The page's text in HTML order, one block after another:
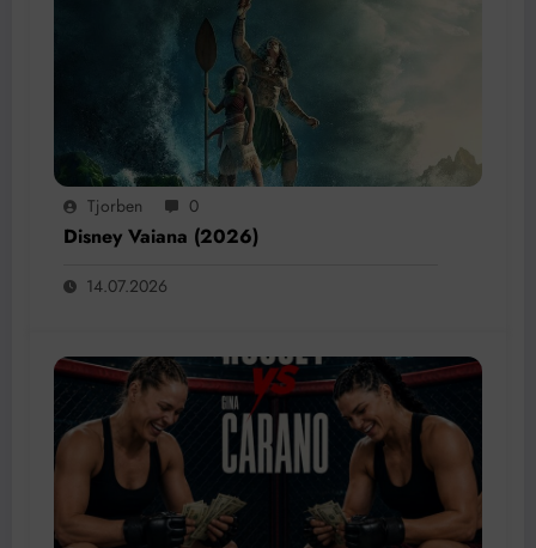
Tjorben 0
Disney Vaiana (2026)
14.07.2026